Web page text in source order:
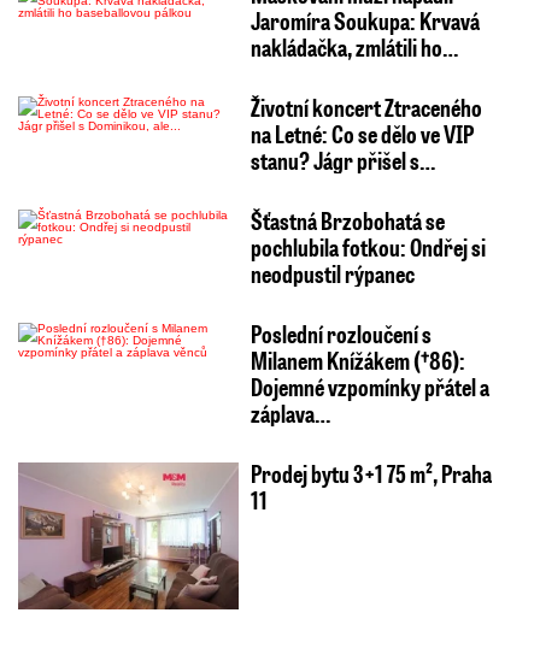
Jaromíra Soukupa: Krvavá
nakládačka, zmlátili ho…
Životní koncert Ztraceného
na Letné: Co se dělo ve VIP
stanu? Jágr přišel s…
Šťastná Brzobohatá se
pochlubila fotkou: Ondřej si
neodpustil rýpanec
Poslední rozloučení s
Milanem Knížákem (†86):
Dojemné vzpomínky přátel a
záplava…
Prodej bytu 3+1 75 m², Praha
11